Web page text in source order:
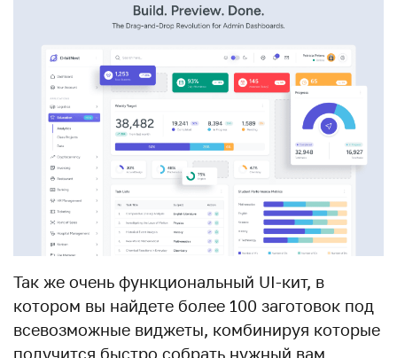
Так же очень функциональный UI-кит, в
котором вы найдете более 100 заготовок под
всевозможные виджеты, комбинируя которые
получится быстро собрать нужный вам